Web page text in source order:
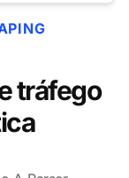
tráfego